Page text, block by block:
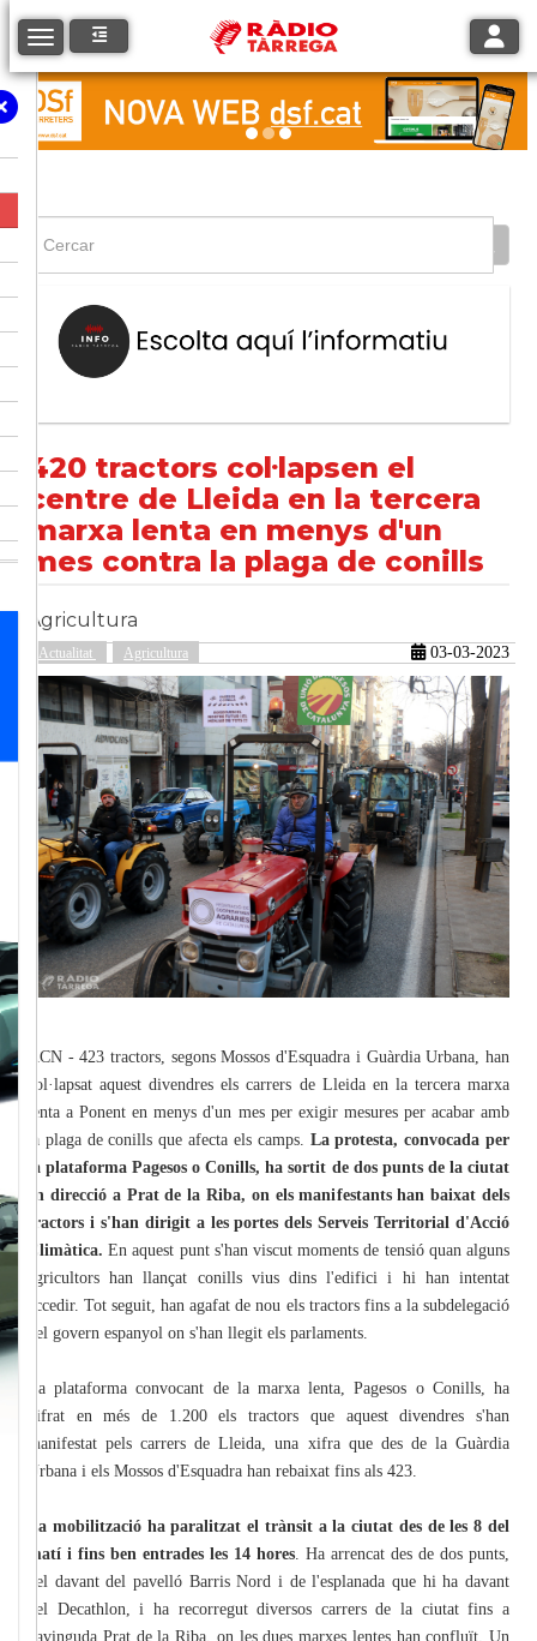
Toggle navigation
420 tractors col·lapsen el
centre de Lleida en la tercera
marxa lenta en menys d'un
mes contra la plaga de conills
Agricultura
Actualitat Agricultura 03-03-2023
ACN - 423 tractors, segons Mossos d'Esquadra i Guàrdia Urbana, han
col·lapsat aquest divendres els carrers de Lleida en la tercera marxa
lenta a Ponent en menys d'un mes per exigir mesures per acabar amb
la plaga de conills que afecta els camps. La protesta, convocada per
la plataforma Pagesos o Conills, ha sortit de dos punts de la ciutat
en direcció a Prat de la Riba, on els manifestants han baixat dels
tractors i s'han dirigit a les portes dels Serveis Territorial d'Acció
Climàtica. En aquest punt s'han viscut moments de tensió quan alguns
agricultors han llançat conills vius dins l'edifici i hi han intentat
accedir. Tot seguit, han agafat de nou els tractors fins a la subdelegació
del govern espanyol on s'han llegit els parlaments.
La plataforma convocant de la marxa lenta, Pagesos o Conills, ha
xifrat en més de 1.200 els tractors que aquest divendres s'han
manifestat pels carrers de Lleida, una xifra que des de la Guàrdia
Urbana i els Mossos d'Esquadra han rebaixat fins als 423.
La mobilització ha paralitzat el trànsit a la ciutat des de les 8 del
matí i fins ben entrades les 14 hores . Ha arrencat des de dos punts,
del davant del pavelló Barris Nord i de l'esplanada que hi ha davant
del Decathlon, i ha recorregut diversos carrers de la ciutat fins a
l'avinguda Prat de la Riba, on les dues marxes lentes han confluït. Un